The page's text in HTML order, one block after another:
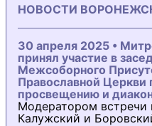
НОВОСТИ
30 апреля 2025 •
принял участие в
Межсоборного
Православной Церкви
просвещению и
Модератором встречи
Калужский и